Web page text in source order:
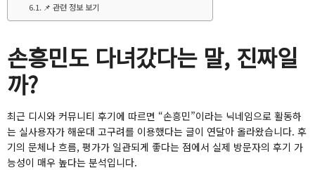
📌 관련 정보 보기
손흥민도 다녀갔다는 말, 진짜일
까?
최근 디시와 커뮤니티 후기에 따르면 “손흥민”이라는 닉네임으로 활동하
는 실사용자가 해운대 고구려를 이용했다는 글이 연달아 올라왔습니다. 후
기의 문체나 흐름, 평가가 일관되게 좋다는 점에서 실제 방문자의 후기 가
능성이 매우 높다는 분석입니다.